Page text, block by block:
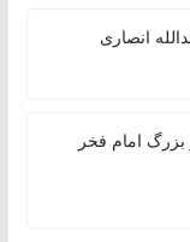
انصاری
امام فخر